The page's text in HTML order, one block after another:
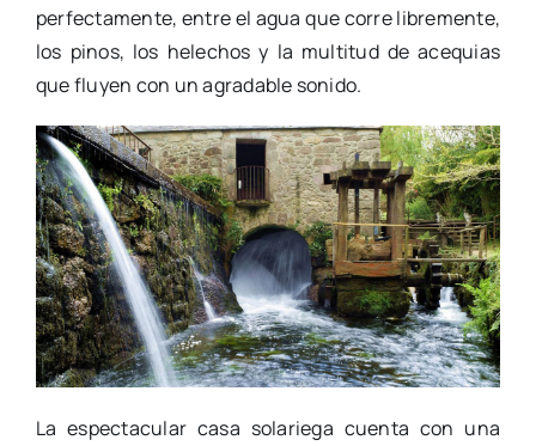
perfectamente, entre el agua que corre libremente,
los pinos, los helechos y la multitud de acequias
que fluyen con un agradable sonido.
La espectacular casa solariega cuenta con una